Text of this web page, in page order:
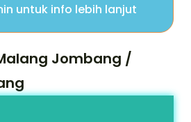
untuk info lebih lanjut
Jombang /